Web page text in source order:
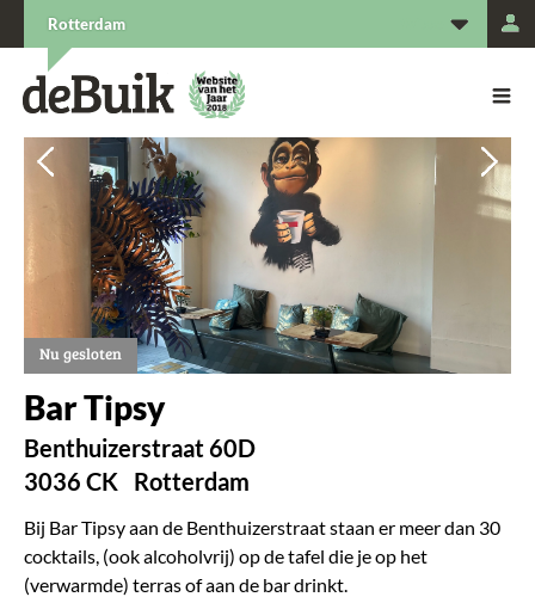
Vorige
Vorige
Nu gesloten
Bar Tipsy
Benthuizerstraat 60D
3036 CK Rotterdam
Bij Bar Tipsy aan de Benthuizerstraat staan er meer dan 30
cocktails, (ook alcoholvrij) op de tafel die je op het
(verwarmde) terras of aan de bar drinkt.
Rotterdam
De Buik van {city: city}
De Buik